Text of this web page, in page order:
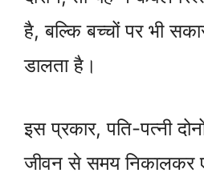
है, बल्कि बच्चों पर भी
डालता है।
इस प्रकार, पति-पत्नी
जीवन से समय